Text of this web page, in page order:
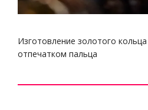
Изготовление золотого
отпечатком пальца